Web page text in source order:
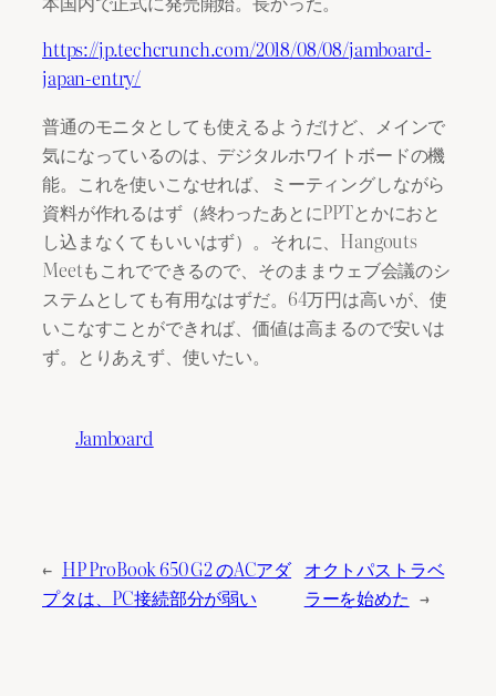
https://jp.techcrunch.com/2018/08/08/jamboard-
japan-entry/
普通のモニタとしても使えるようだけど、メインで
気になっているのは、デジタルホワイトボードの機
能。これを使いこなせれば、ミーティングしながら
資料が作れるはず（終わったあとにPPTとかにおと
し込まなくてもいいはず）。それに、Hangouts
Meetもこれでできるので、そのままウェブ会議のシ
ステムとしても有用なはずだ。64万円は高いが、使
いこなすことができれば、価値は高まるので安いは
ず。とりあえず、使いたい。
Jamboard
← HP ProBook 650 G2 のACアダ
プタは、PC接続部分が弱い
オクトパストラベ
ラーを始めた →